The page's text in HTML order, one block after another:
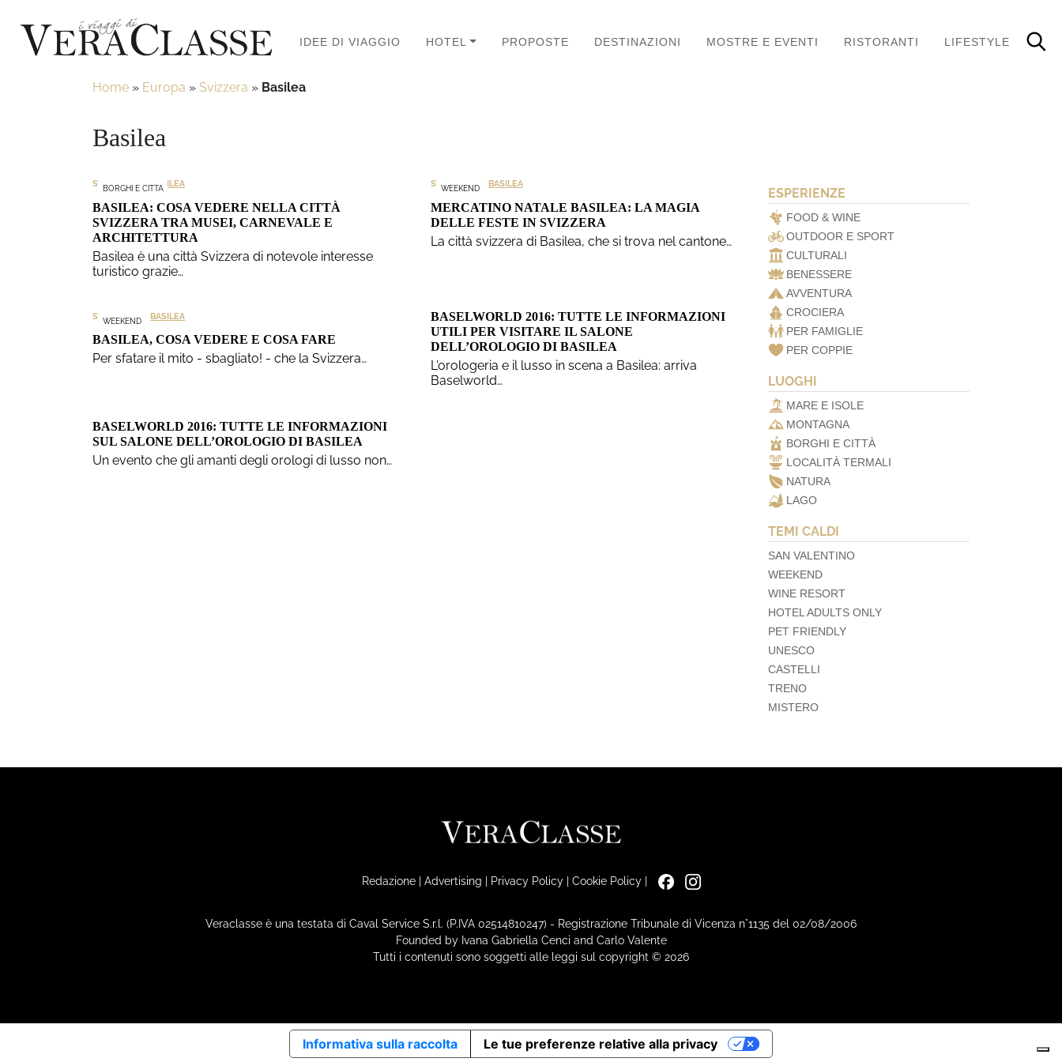
IDEE DI VIAGGIO HOTEL PROPOSTE DESTINAZIONI MOSTRE E EVENTI RISTORANTI LIFESTYLE
Home » Europa » Svizzera » Basilea
Basilea
BORGHI E CITTA
SVIZZERA > BASILEA
BASILEA: COSA VEDERE NELLA CITTÀ
SVIZZERA TRA MUSEI, CARNEVALE E
ARCHITETTURA
Basilea è una città Svizzera di notevole interesse
turistico grazie…
WEEKEND
SVIZZERA > BASILEA
MERCATINO NATALE BASILEA: LA MAGIA
DELLE FESTE IN SVIZZERA
La città svizzera di Basilea, che si trova nel cantone…
WEEKEND
SVIZZERA > BASILEA
BASILEA, COSA VEDERE E COSA FARE
Per sfatare il mito - sbagliato! - che la Svizzera…
BASELWORLD 2016: TUTTE LE INFORMAZIONI
UTILI PER VISITARE IL SALONE
DELL’OROLOGIO DI BASILEA
L'orologeria e il lusso in scena a Basilea: arriva
Baselworld…
BASELWORLD 2016: TUTTE LE INFORMAZIONI
SUL SALONE DELL’OROLOGIO DI BASILEA
Un evento che gli amanti degli orologi di lusso non…
ESPERIENZE
FOOD & WINE
OUTDOOR E SPORT
CULTURALI
BENESSERE
AVVENTURA
CROCIERA
PER FAMIGLIE
PER COPPIE
LUOGHI
MARE E ISOLE
MONTAGNA
BORGHI E CITTÀ
LOCALITÀ TERMALI
NATURA
LAGO
TEMI CALDI
SAN VALENTINO
WEEKEND
WINE RESORT
HOTEL ADULTS ONLY
PET FRIENDLY
UNESCO
CASTELLI
TRENO
MISTERO
Redazione| Advertising | Privacy Policy| Cookie Policy|
Veraclasse è una testata di Caval Service S.r.l. (P.IVA 02514810247) - Registrazione Tribunale di Vicenza n°1135 del 02/08/2006
Founded by Ivana Gabriella Cenci and Carlo Valente
Tutti i contenuti sono soggetti alle leggi sul copyright © 2026
Informativa sulla raccolta Le tue preferenze relative alla privacy